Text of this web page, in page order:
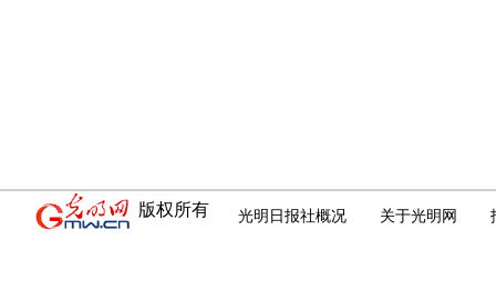
版权所有 光明日报社概况 关于光明网